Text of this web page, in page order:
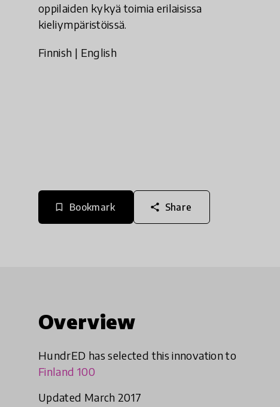
oppilaiden kykyä toimia erilaisissa
kieliympäristöissä.
Finnish | English
bookmark_border Bookmark share Share
Overview
HundrED has selected this innovation to
Finland 100
Updated March 2017